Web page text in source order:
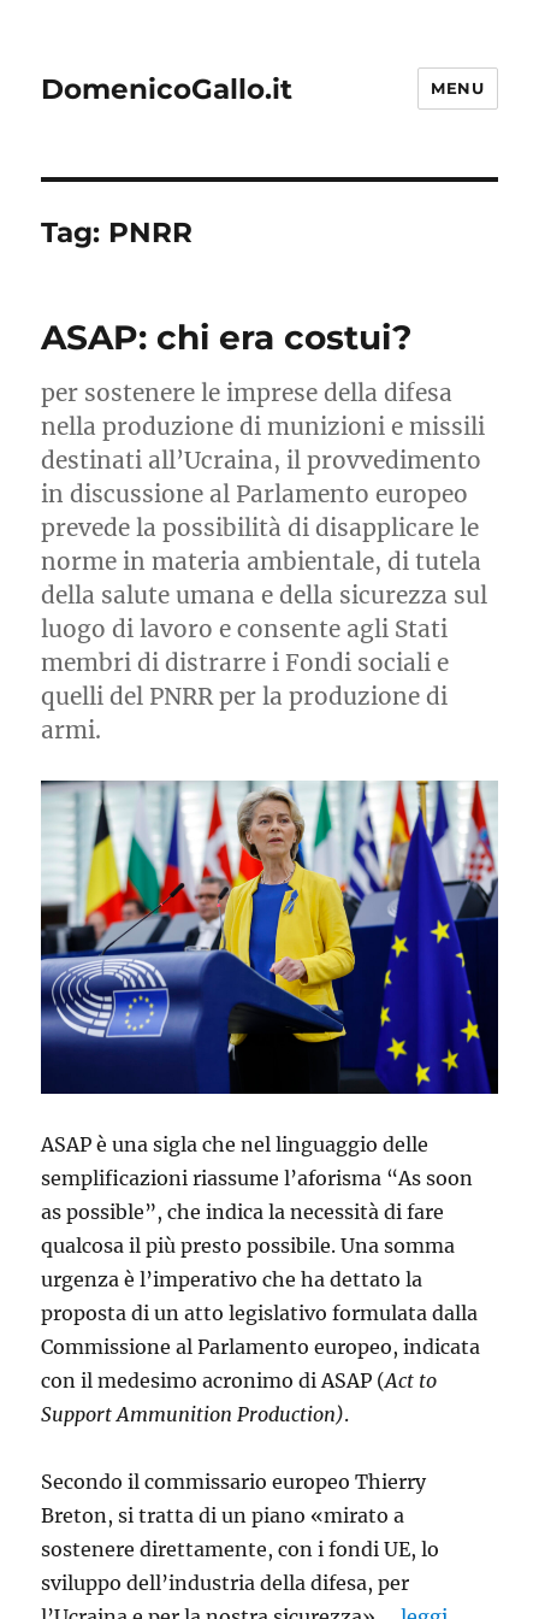
DomenicoGallo.it MENU
Tag: PNRR
ASAP: chi era costui?
per sostenere le imprese della difesa
nella produzione di munizioni e missili
destinati all’Ucraina, il provvedimento
in discussione al Parlamento europeo
prevede la possibilità di disapplicare le
norme in materia ambientale, di tutela
della salute umana e della sicurezza sul
luogo di lavoro e consente agli Stati
membri di distrarre i Fondi sociali e
quelli del PNRR per la produzione di
armi.
ASAP è una sigla che nel linguaggio delle
semplificazioni riassume l’aforisma “As soon
as possible”, che indica la necessità di fare
qualcosa il più presto possibile. Una somma
urgenza è l’imperativo che ha dettato la
proposta di un atto legislativo formulata dalla
Commissione al Parlamento europeo, indicata
con il medesimo acronimo di ASAP (Act to
Support Ammunition Production).
Secondo il commissario europeo Thierry
Breton, si tratta di un piano «mirato a
sostenere direttamente, con i fondi UE, lo
sviluppo dell’industria della difesa, per